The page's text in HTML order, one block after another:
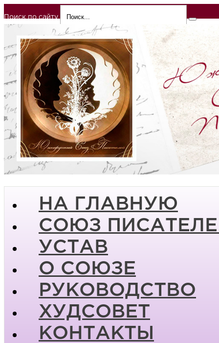
Поиск по сайту
НА ГЛАВНУЮ
СОЮЗ
УСТАВ
О СОЮЗЕ
РУКОВОДСТВО
ХУДСОВЕТ
КОНТАКТЫ